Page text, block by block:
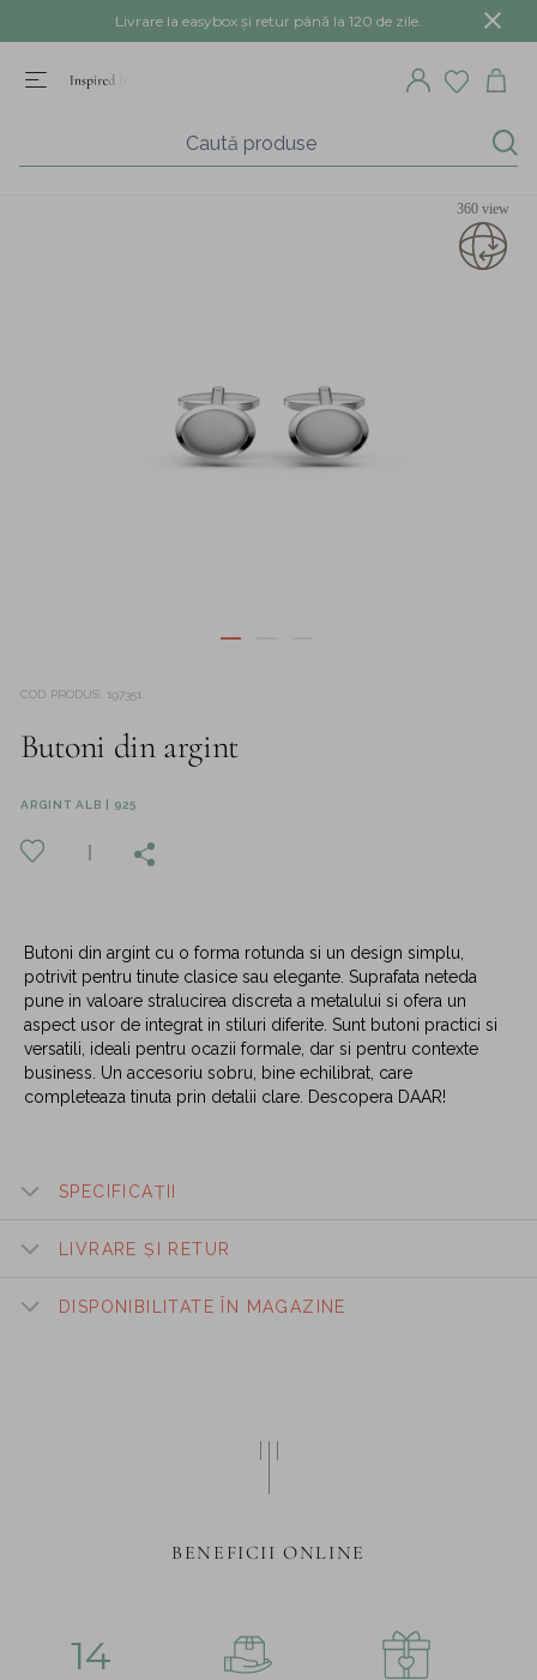
Livrare la easybox și retur până la 120 de zile.
360 view
COD PRODUS 197351
Butoni din argint
ARGINT ALB | 925
Butoni din argint cu o forma rotunda si un design simplu,
potrivit pentru tinute clasice sau elegante. Suprafata neteda
pune in valoare stralucirea discreta a metalului si ofera un
aspect usor de integrat in stiluri diferite. Sunt butoni practici si
versatili, ideali pentru ocazii formale, dar si pentru contexte
business. Un accesoriu sobru, bine echilibrat, care
completeaza tinuta prin detalii clare. Descopera DAAR!
SPECIFICAȚII
LIVRARE ȘI RETUR
DISPONIBILITATE ÎN MAGAZINE
BENEFICII ONLINE
14